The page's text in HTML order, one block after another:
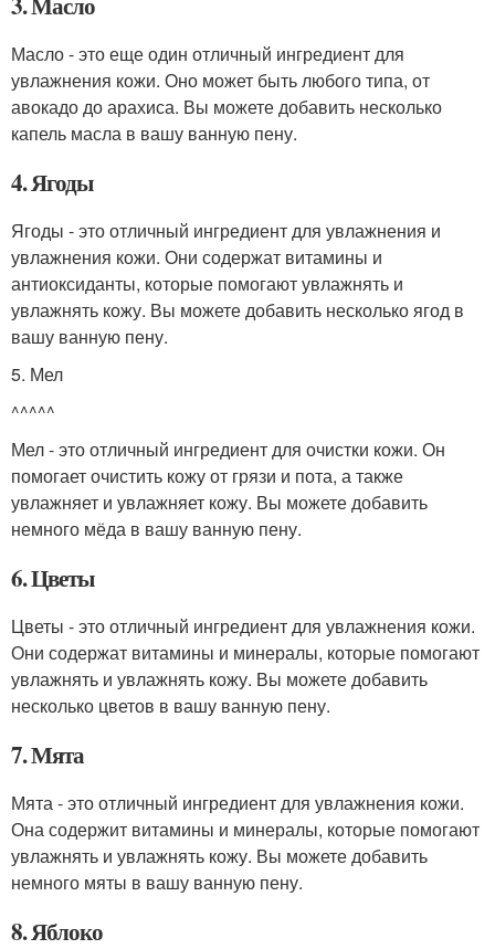
Масло - это еще один отличный ингредиент для
увлажнения кожи. Оно может быть любого типа, от
авокадо до арахиса. Вы можете добавить несколько
капель масла в вашу ванную пену.
4. Ягоды
Ягоды - это отличный ингредиент для увлажнения и
увлажнения кожи. Они содержат витамины и
антиоксиданты, которые помогают увлажнять и
увлажнять кожу. Вы можете добавить несколько ягод в
вашу ванную пену.
5. Мел
^^^^^
Мел - это отличный ингредиент для очистки кожи. Он
помогает очистить кожу от грязи и пота, а также
увлажняет и увлажняет кожу. Вы можете добавить
немного мёда в вашу ванную пену.
6. Цветы
Цветы - это отличный ингредиент для увлажнения кожи.
Они содержат витамины и минералы, которые помогают
увлажнять и увлажнять кожу. Вы можете добавить
несколько цветов в вашу ванную пену.
7. Мята
Мята - это отличный ингредиент для увлажнения кожи.
Она содержит витамины и минералы, которые помогают
увлажнять и увлажнять кожу. Вы можете добавить
немного мяты в вашу ванную пену.
8. Яблоко